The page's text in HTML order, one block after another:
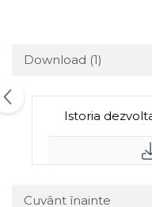
Download (1)
Istoria
Cuvânt înainte